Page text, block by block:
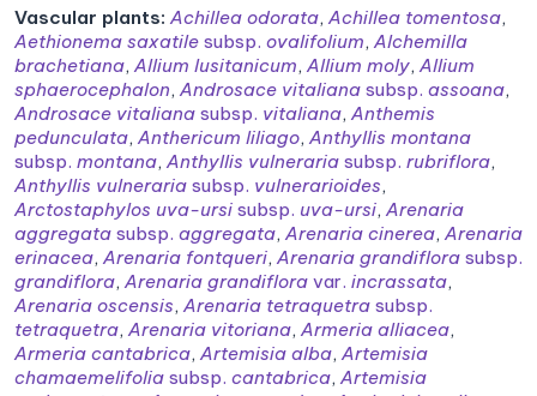
Vascular plants:Achillea odorata,Achillea tomentosa,
Aethionema saxatile subsp. ovalifolium,Alchemilla
brachetiana,Allium lusitanicum,Allium moly,Allium
sphaerocephalon,Androsace vitaliana subsp. assoana,
Androsace vitaliana subsp. vitaliana,Anthemis
pedunculata,Anthericum liliago,Anthyllis montana
subsp. montana,Anthyllis vulneraria subsp. rubriflora,
Anthyllis vulneraria subsp. vulnerarioides,
Arctostaphylos uva-ursi subsp. uva-ursi,Arenaria
aggregata subsp. aggregata,Arenaria cinerea,Arenaria
erinacea,Arenaria fontqueri,Arenaria grandiflora subsp.
grandiflora,Arenaria grandiflora var. incrassata,
Arenaria oscensis,Arenaria tetraquetra subsp.
tetraquetra,Arenaria vitoriana,Armeria alliacea,
Armeria cantabrica,Artemisia alba,Artemisia
chamaemelifolia subsp. cantabrica,Artemisia